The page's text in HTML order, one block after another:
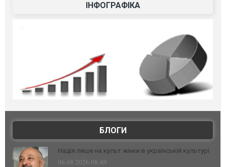
ІНФОГРАФІКА
БЛОГИ
Надія лише на культ жінки в українській культурі
06.08.2026 08:49